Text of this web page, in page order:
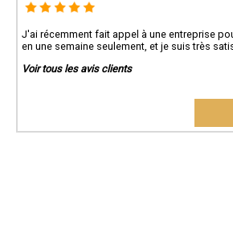
J'ai récemment fait appel à une entreprise
en une semaine seulement, et je suis très
Voir tous les avis clients